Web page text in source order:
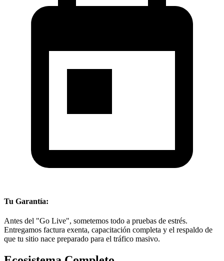
Tu Garantía:
Antes del "Go Live", sometemos todo a pruebas de estrés.
Entregamos factura exenta, capacitación completa y el respaldo de
que tu sitio nace preparado para el tráfico masivo.